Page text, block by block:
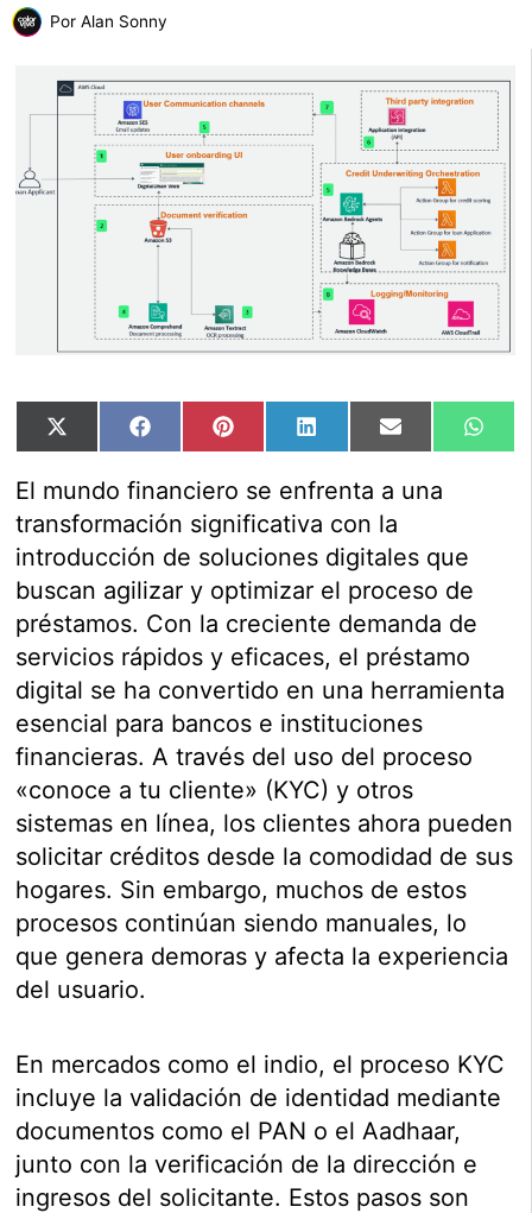
Por Alan Sonny
Compartir
en
X
(Twitter)
Compartir
en
FacebookCompartir
en
PinterestCompartir
en
LinkedInCompartir
en
Email
en
El mundo financiero se enfrenta a una
transformación significativa con la
introducción de soluciones digitales que
buscan agilizar y optimizar el proceso de
préstamos. Con la creciente demanda de
servicios rápidos y eficaces, el préstamo
digital se ha convertido en una herramienta
esencial para bancos e instituciones
financieras. A través del uso del proceso
«conoce a tu cliente» (KYC) y otros
sistemas en línea, los clientes ahora pueden
solicitar créditos desde la comodidad de sus
hogares. Sin embargo, muchos de estos
procesos continúan siendo manuales, lo
que genera demoras y afecta la experiencia
del usuario.
En mercados como el indio, el proceso KYC
incluye la validación de identidad mediante
documentos como el PAN o el Aadhaar,
junto con la verificación de la dirección e
ingresos del solicitante. Estos pasos son